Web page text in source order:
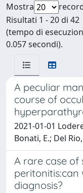
Mostra
Risultati 1 - 20 di 42
(tempo di
0.057 secondi).
A peculiar
course of
2021-01-01
Bonati, E.; Del Rio,
A rare case of
diagnosis?